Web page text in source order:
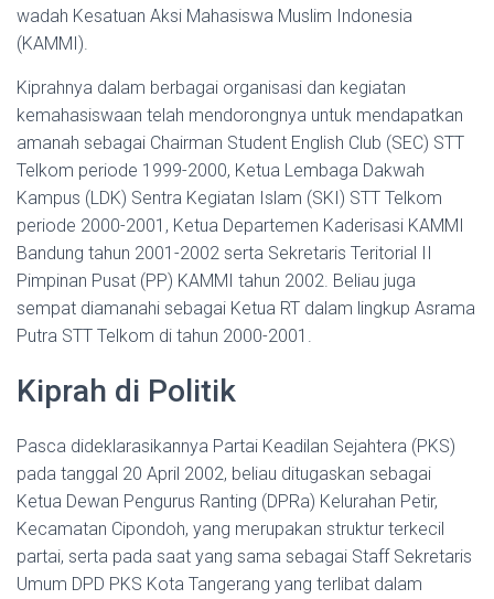
wadah Kesatuan Aksi Mahasiswa Muslim Indonesia
(KAMMI).
Kiprahnya dalam berbagai organisasi dan kegiatan
kemahasiswaan telah mendorongnya untuk mendapatkan
amanah sebagai Chairman Student English Club (SEC) STT
Telkom periode 1999-2000, Ketua Lembaga Dakwah
Kampus (LDK) Sentra Kegiatan Islam (SKI) STT Telkom
periode 2000-2001, Ketua Departemen Kaderisasi KAMMI
Bandung tahun 2001-2002 serta Sekretaris Teritorial II
Pimpinan Pusat (PP) KAMMI tahun 2002. Beliau juga
sempat diamanahi sebagai Ketua RT dalam lingkup Asrama
Putra STT Telkom di tahun 2000-2001.
Kiprah di Politik
Pasca dideklarasikannya Partai Keadilan Sejahtera (PKS)
pada tanggal 20 April 2002, beliau ditugaskan sebagai
Ketua Dewan Pengurus Ranting (DPRa) Kelurahan Petir,
Kecamatan Cipondoh, yang merupakan struktur terkecil
partai, serta pada saat yang sama sebagai Staff Sekretaris
Umum DPD PKS Kota Tangerang yang terlibat dalam